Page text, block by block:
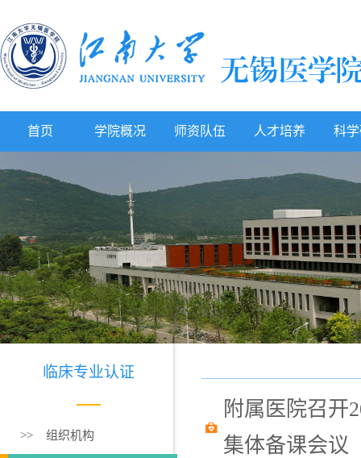
首页 学院概况 师资队伍 人才培养 科
临床专业认证
>> 组织机构
附属医院召开
集体备课会议